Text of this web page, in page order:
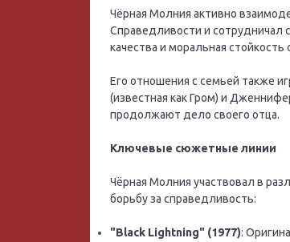
Чёрная Молния активно
Справедливости и сотрудничал
качества и моральная
Его отношения с семьей также
(известная как Гром) и
продолжают дело своего отца.
Ключевые сюжетные линии
Чёрная Молния участвовал в
борьбу за справедливость:
"Black Lightning" (1977):